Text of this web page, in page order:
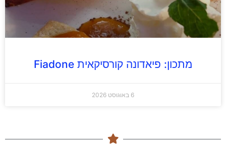
מתכון: פיאדונה קורסיקאית Fiadone
6 באוגוסט 2026